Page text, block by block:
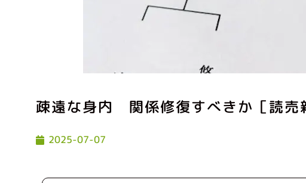
疎遠な身内 関係修復すべきか［読売
2025-07-07